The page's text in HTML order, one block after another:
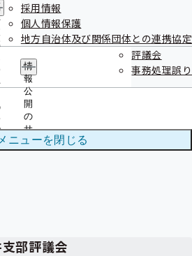
採用情報
個人情報保護
地方自治体及び関係団体との連携協定
情
報
公
開
の
サ
ブ
メ
評議会
事務処理誤り
メニューを閉じる
動音声案内④）
部評議会